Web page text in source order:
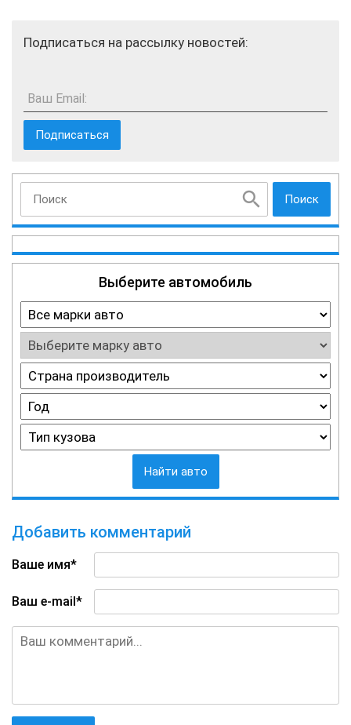
Поиск
Выберите автомобиль
Найти авто
Подписаться на рассылку новостей:
Ваш Email:
Добавить комментарий
Ваше имя*
Ваш e-mail*